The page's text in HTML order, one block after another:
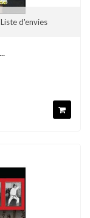
Liste d'envies